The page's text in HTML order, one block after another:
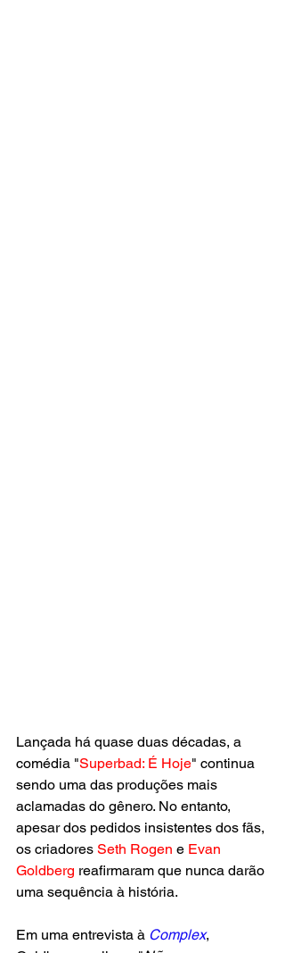
Lançada há quase duas décadas, a
comédia "Superbad: É Hoje" continua
sendo uma das produções mais
aclamadas do gênero. No entanto,
apesar dos pedidos insistentes dos fãs,
os criadores Seth Rogen e Evan
Goldberg reafirmaram que nunca darão
uma sequência à história.
Em uma entrevista à Complex,